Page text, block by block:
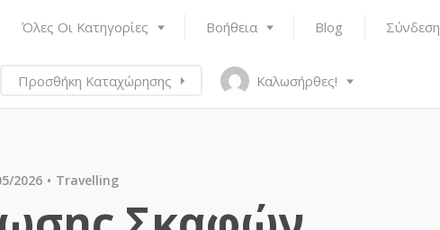
Όλες Οι Κατηγορίες Βοήθεια Blog Σύνδεση
Προσθήκη Καταχώρησης Καλωσήρθες!
2026 Travelling